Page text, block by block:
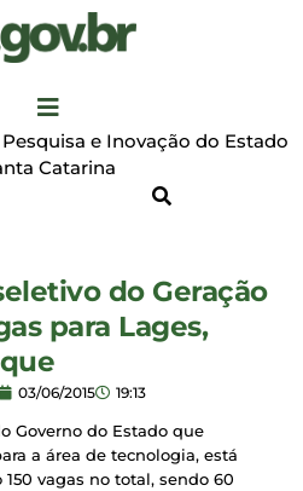
e Inovação do Estado
Catarina
do Geração
para Lages,
03/06/2015 19:13
Governo do Estado que
a área de tecnologia, está
vagas no total, sendo 60